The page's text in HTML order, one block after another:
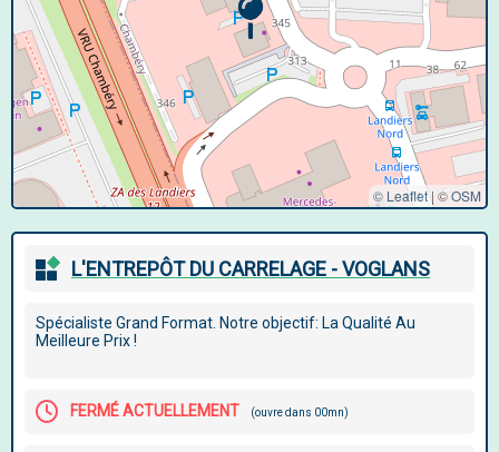
© Leaflet| ©OSM
L'ENTREPÔT DU CARRELAGE - VOGLANS
Spécialiste Grand Format. Notre objectif: La Qualité Au
Meilleure Prix !
FERMÉ ACTUELLEMENT (ouvre dans 00mn)